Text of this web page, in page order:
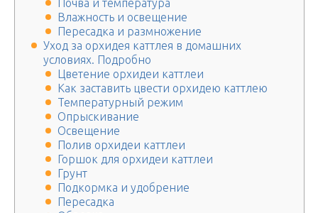
Почва и температура
Влажность и освещение
Пересадка и размножение
Уход за орхидея каттлея в домашних
условиях. Подробно
Цветение орхидеи каттлеи
Как заставить цвести орхидею каттлею
Температурный режим
Опрыскивание
Освещение
Полив орхидеи каттлеи
Горшок для орхидеи каттлеи
Грунт
Подкормка и удобрение
Пересадка